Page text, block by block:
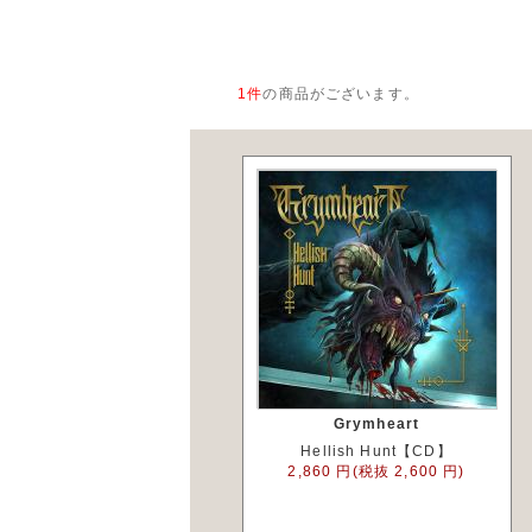
1件の商品がございます。
Grymheart
Hellish Hunt【CD】
2,860 円(税抜 2,600 円)